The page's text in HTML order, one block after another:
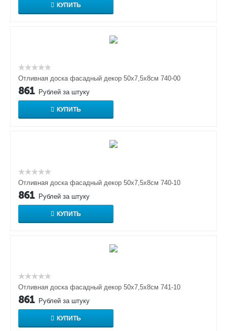
КУПИТЬ
Отливная доска фасадный декор 50х7,5х8см 740-00
861 Рублей за штуку
КУПИТЬ
Отливная доска фасадный декор 50х7,5х8см 740-10
861 Рублей за штуку
КУПИТЬ
Отливная доска фасадный декор 50х7,5х8см 741-10
861 Рублей за штуку
КУПИТЬ